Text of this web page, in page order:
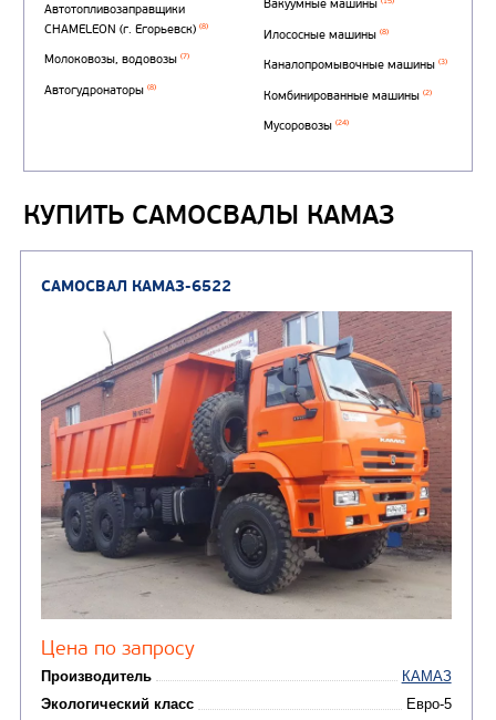
ГРУЗОВЫЕ АВТОМОБИЛИ
Бортовые автомобили (9)
Самосвалы(8)
Седельные тягачи
Автофургоны(2)
АВТОБУСЫ
Вахтовые автобусы(3)
аэродромные(1)
сжиженного
газа(4)
Нефтепромысловые
ПОДЪЕМНО-
ТРАНСПОРТНАЯ
Автокраны(3)
Крано-
установки (КМУ)
ТЕХНИКА
Комбинированные
КУПИТЬ САМОСВАЛЫ КАМАЗ